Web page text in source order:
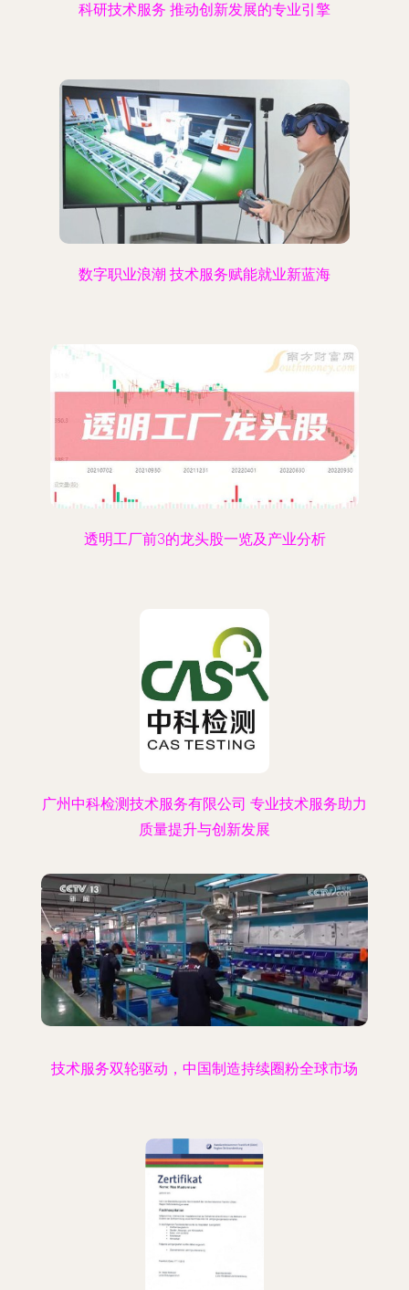
科研技术服务 推动创新发展的专业引擎
数字职业浪潮 技术服务赋能就业新蓝海
透明工厂前3的龙头股一览及产业分析
广州中科检测技术服务有限公司 专业技术服务助力
质量提升与创新发展
技术服务双轮驱动，中国制造持续圈粉全球市场